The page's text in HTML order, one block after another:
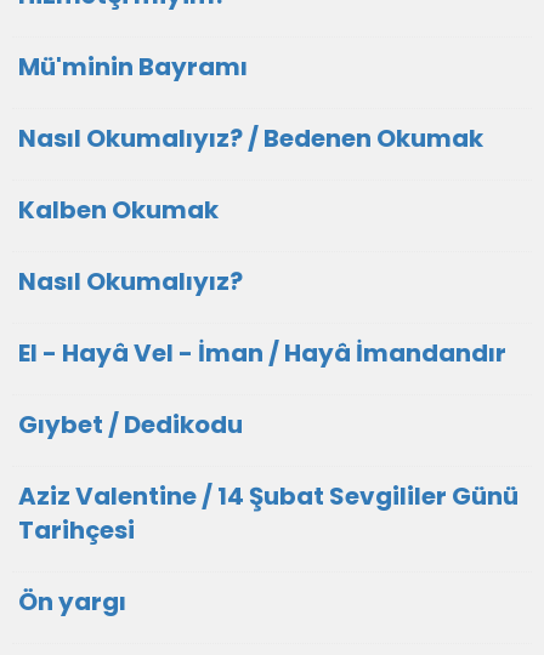
Mü'minin Bayramı
Nasıl Okumalıyız? / Bedenen Okumak
Kalben Okumak
Nasıl Okumalıyız?
El - Hayâ Vel - İman / Hayâ İmandandır
Gıybet / Dedikodu
Aziz Valentine / 14 Şubat Sevgililer Günü
Tarihçesi
Ön yargı